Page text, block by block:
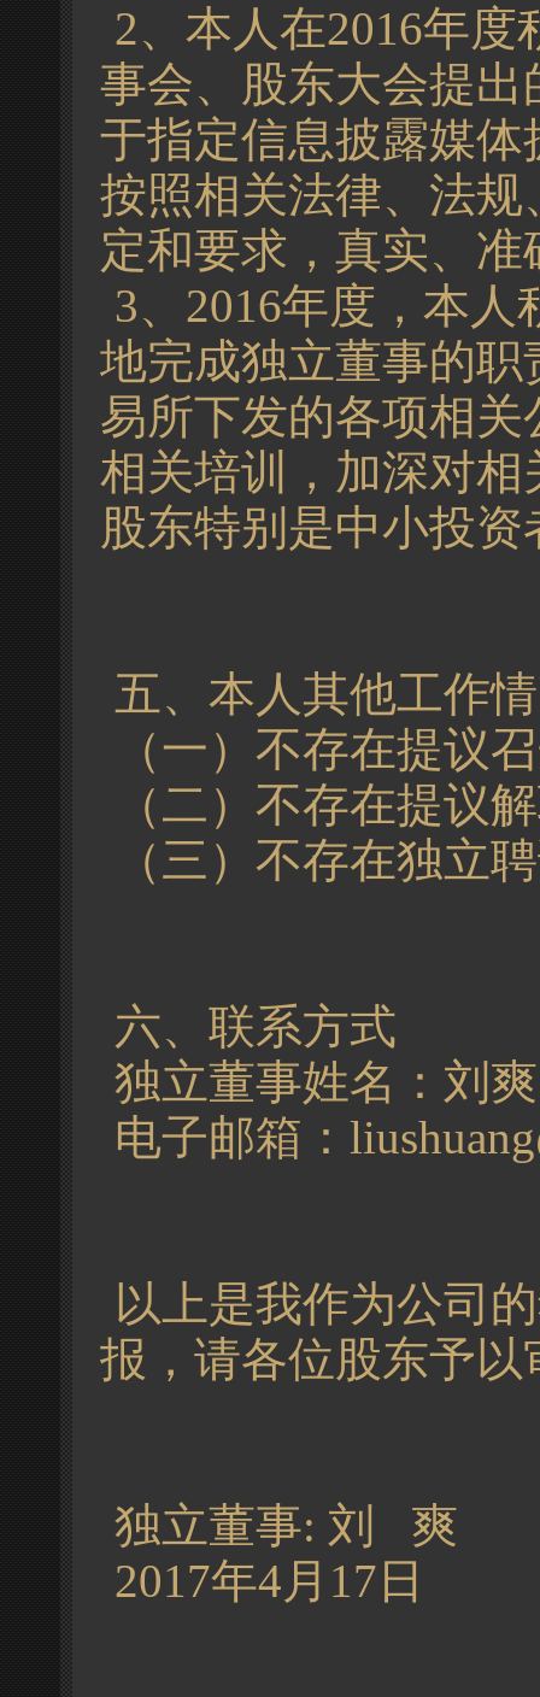
2、本人在2016年
事会、股东大会提
于指定信息披露媒
按照相关法律、法
定和要求，真实、
3、2016年度，本
地完成独立董事的
易所下发的各项相
相关培训，加深对
股东特别是中小投
五、本人其他工作
（一）不存在提议
（二）不存在提议
（三）不存在独立
六、联系方式
独立董事姓名：刘爽
电子邮箱：
以上是我作为公司
报，请各位股东予
独立董事: 刘 爽
2017年4月17日